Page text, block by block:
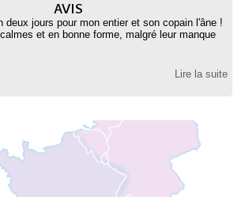
AVIS
deux jours pour mon entier et son copain l'âne !
et en bonne forme, malgré leur manque
Lire la suite